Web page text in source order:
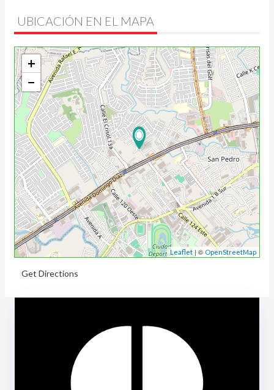
UBICACIÓN EN EL MAPA
+
−
Leaflet | © OpenStreetMap
Get Directions